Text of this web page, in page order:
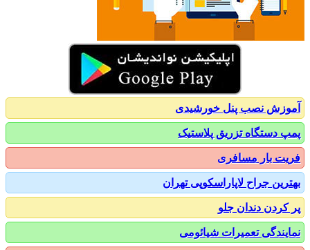
نصب پنل خورشیدی
دستگاه تزریق پلاستیک
بار مسافری
جراح لاپاراسکوپی تهران
دندان جلو
تعمیرات شیائومی